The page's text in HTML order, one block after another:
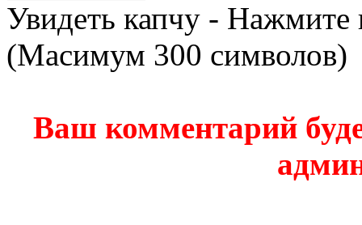
Увидеть капчу - Нажмите
(Масимум 300 символов)
Ваш комментарий